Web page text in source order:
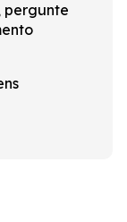
pergunte